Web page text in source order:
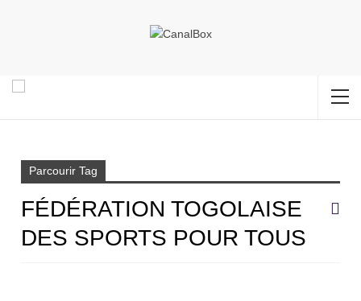
Parcourir Tag
FÉDÉRATION TOGOLAISE
DES SPORTS POUR TOUS